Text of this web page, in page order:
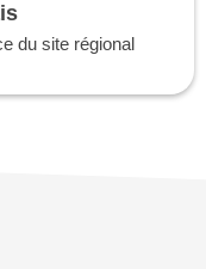
du site régional